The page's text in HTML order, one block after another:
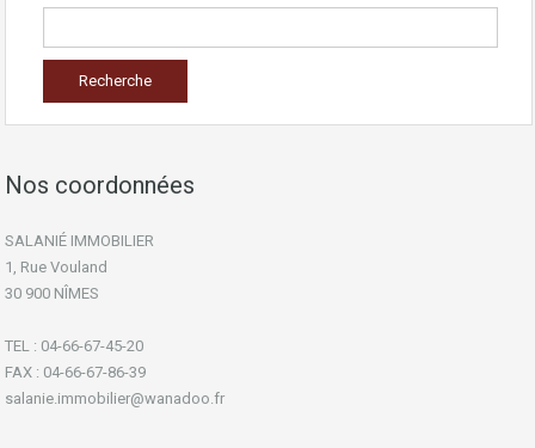
Nos coordonnées
SALANIÉ IMMOBILIER
1, Rue Vouland
30 900 NÎMES
TEL : 04-66-67-45-20
FAX : 04-66-67-86-39
salanie.immobilier@wanadoo.fr